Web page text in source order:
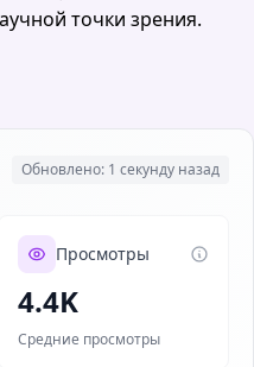
точки зрения.
Обновлено: 1 секунду назад
Просмотры
4.4K
Средние просмотры